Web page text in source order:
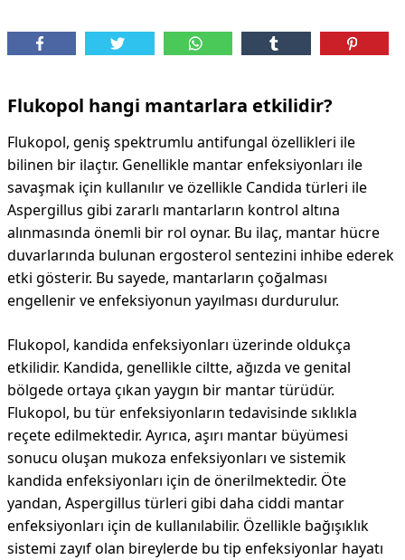
Flukopol hangi mantarlara etkilidir?
Flukopol, geniş spektrumlu antifungal özellikleri ile
bilinen bir ilaçtır. Genellikle mantar enfeksiyonları ile
savaşmak için kullanılır ve özellikle Candida türleri ile
Aspergillus gibi zararlı mantarların kontrol altına
alınmasında önemli bir rol oynar. Bu ilaç, mantar hücre
duvarlarında bulunan ergosterol sentezini inhibe ederek
etki gösterir. Bu sayede, mantarların çoğalması
engellenir ve enfeksiyonun yayılması durdurulur.
Flukopol, kandida enfeksiyonları üzerinde oldukça
etkilidir. Kandida, genellikle ciltte, ağızda ve genital
bölgede ortaya çıkan yaygın bir mantar türüdür.
Flukopol, bu tür enfeksiyonların tedavisinde sıklıkla
reçete edilmektedir. Ayrıca, aşırı mantar büyümesi
sonucu oluşan mukoza enfeksiyonları ve sistemik
kandida enfeksiyonları için de önerilmektedir. Öte
yandan, Aspergillus türleri gibi daha ciddi mantar
enfeksiyonları için de kullanılabilir. Özellikle bağışıklık
sistemi zayıf olan bireylerde bu tip enfeksiyonlar hayatı